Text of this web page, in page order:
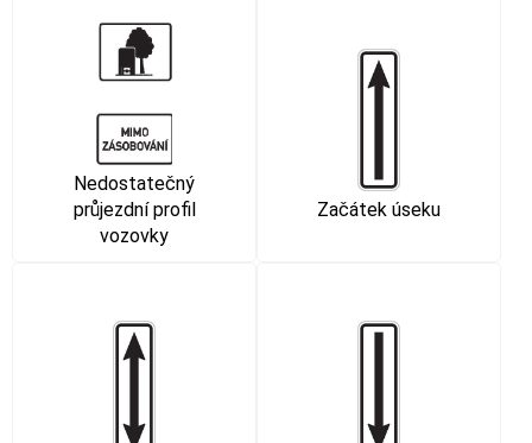
Nedostatečný
průjezdní profil
vozovky
Začátek úseku